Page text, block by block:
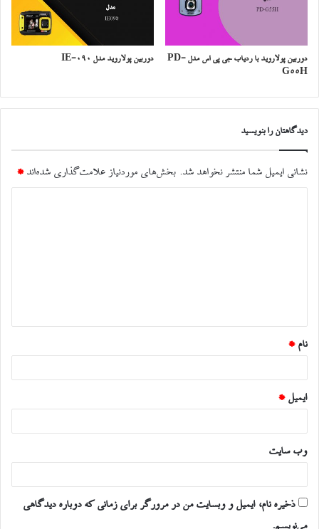
دوربین پولاروید با ردیاب جی پی اس مدل PD-
G55H
دوربین پولاروید مدل IE-090
دیدگاهتان را بنویسید
نشانی ایمیل شما منتشر نخواهد شد. بخش‌های موردنیاز علامت‌گذاری شده‌اند *
*
نام *
ایمیل *
وب‌ سایت
ذخیره نام، ایمیل و وبسایت من در مرورگر برای زمانی که دوباره دیدگاهی
می‌نویسم.